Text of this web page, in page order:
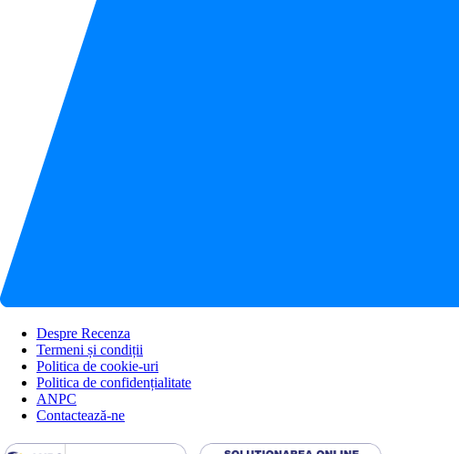
Despre Recenza
Termeni și condiții
Politica de cookie-uri
Politica de confidențialitate
ANPC
Contactează-ne